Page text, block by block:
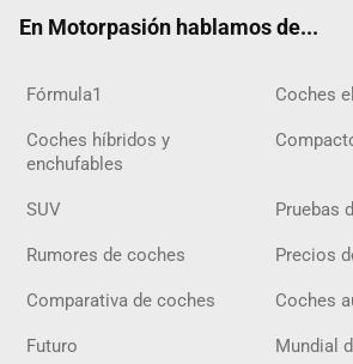
En Motorpasión hablamos de...
Fórmula1 Coches
Coches híbridos y
enchufables
SUV Pruebas
Rumores de coches Precios
Comparativa de coches Coches
Futuro Mundial